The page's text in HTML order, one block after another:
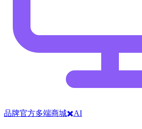
品牌官方多端商城✖️AI